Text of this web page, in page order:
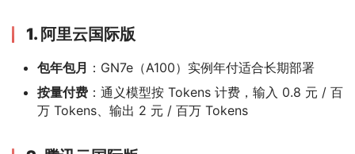
1. 阿里云国际版
包年包月 ：GN7e（A100）实例年付适合长期部署
按量付费 ：通义模型按 Tokens 计费，输入 0.8 元 / 百
万 Tokens、输出 2 元 / 百万 Tokens